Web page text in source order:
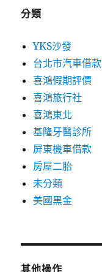
分類
YKS沙發
台北市汽車借款
喜鴻假期評價
喜鴻旅行社
喜鴻東北
基隆牙醫診所
屏東機車借款
房屋二胎
未分類
美國黑金
其他操作